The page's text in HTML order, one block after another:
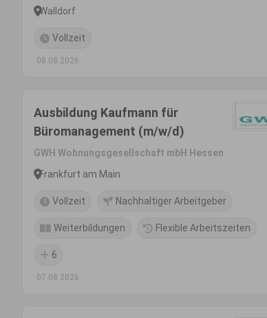
Walldorf
Vollzeit
08.08.2026
Ausbildung Kaufmann für
Büromanagement (m/w/d)
GWH Wohnungsgesellschaft mbH Hessen
Frankfurt am Main
Vollzeit Nachhaltiger Arbeitgeber
Weiterbildungen Flexible Arbeitszeiten
6
07.08.2026